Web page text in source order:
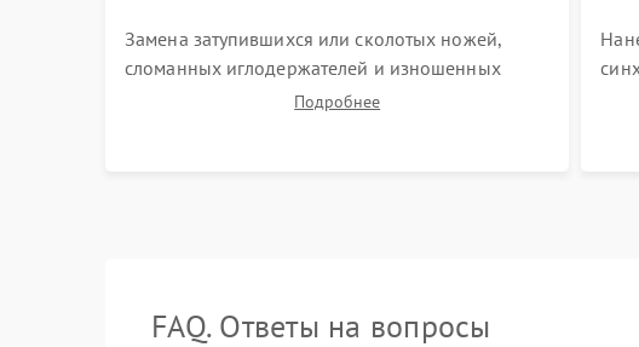
Замена затупившихся или сколотых ножей,
сломанных иглодержателей и изношенных
зубчатых ремней. Установка новых петлителей
Подробнее
FAQ. Ответы на вопросы